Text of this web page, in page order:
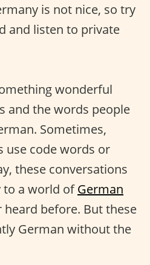
is not nice, so try
and listen to private
wonderful
and the words people
Sometimes,
use code words or
these conversations
to a world ofGerman
heard before. But these
German without the